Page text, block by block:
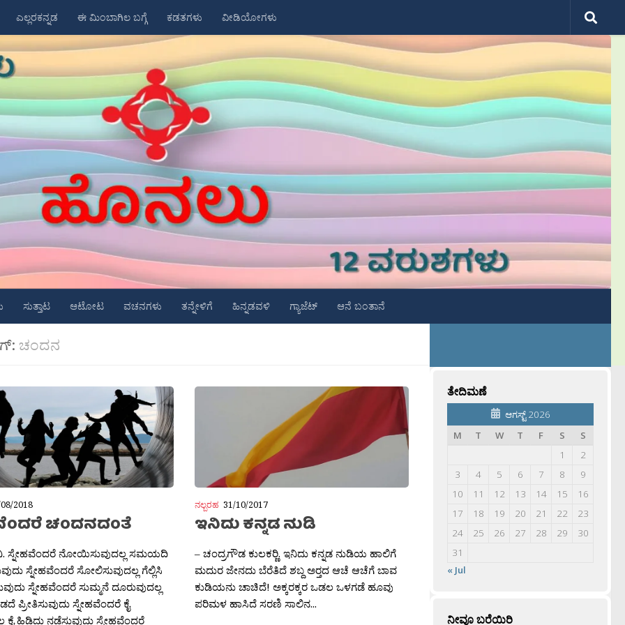
ಎಲ್ಲರಕನ್ನಡ ಈ ಮಿಂಬಾಗಿಲ ಬಗ್ಗೆ ಕಡತಗಳು ವೀಡಿಯೋಗಳು
ಸುತ್ತಾಟ ಆಟೋಟ ವಚನಗಳು ತನ್ನೇಳಿಗೆ ಹಿನ್ನಡವಳಿ ಗ್ಯಾಜೆಟ್ ಆನೆ ಬಂತಾನೆ
ಚಂದನ
2018
ಚಂದನದಂತೆ
ಸ್ನೇಹವೆಂದರೆ ನೋಯಿಸುವುದಲ್ಲ ಸಮಯದಿ
ಸ್ನೇಹವೆಂದರೆ ಸೋಲಿಸುವುದಲ್ಲ ಗೆಲ್ಲಿಸಿ
ಸ್ನೇಹವೆಂದರೆ ಸುಮ್ಮನೆ ದೂರುವುದಲ್ಲ
ಪ್ರೀತಿಸುವುದು ಸ್ನೇಹವೆಂದರೆ ಕೈ
ಕೈ ಹಿಡಿದು ನಡೆಸುವುದು ಸ್ನೇಹವೆಂದರೆ
ನಲ್ಬರಹ 31/10/2017
ಇನಿದು ಕನ್ನಡ ನುಡಿ
– ಚಂದ್ರಗೌಡ ಕುಲಕರ‍್ಣಿ. ಇನಿದು ಕನ್ನಡ ನುಡಿಯ ಹಾಲಿಗೆ
ಮದುರ ಜೇನದು ಬೆರೆತಿದೆ ಶಬ್ದ ಅರ‍್ತದ ಆಚೆ ಆಚೆಗೆ ಬಾವ
ಕುಡಿಯನು ಚಾಚಿದೆ! ಅಕ್ಕರಕ್ಕರ ಒಡಲ ಒಳಗಡೆ ಹೂವು
ಪರಿಮಳ ಹಾಸಿದೆ ಸರಣಿ ಸಾಲಿನ...
ತೇದಿಮಣೆ
ಆಗಸ್ಟ್ 2026
M
T W T F S
S
1
2
3
4 5 6 7 8
9
10
11 12 13 14 15
16
17
18 19 20 21 22
23
24
25 26 27 28 29
30
31
« Jul
ನೀವೂ ಬರೆಯಿರಿ